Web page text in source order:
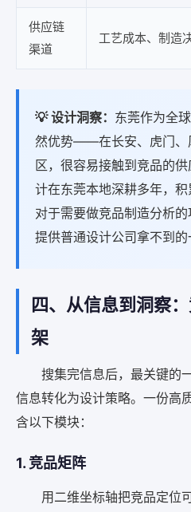
供应链
渠道
工艺成本、制造
💡 设计洞察： 东莞作为全
然优势——在长安、虎门、
区，很容易接触到竞品的
计在东莞本地深耕多年，积
对于需要做竞品制造分析
提供普通设计公司拿不到的
四、从信息到洞察
架
搜集完信息后，最关键
信息转化为设计策略。一份高
含以下模块：
1. 竞品矩阵
用二维坐标轴把竞品定位